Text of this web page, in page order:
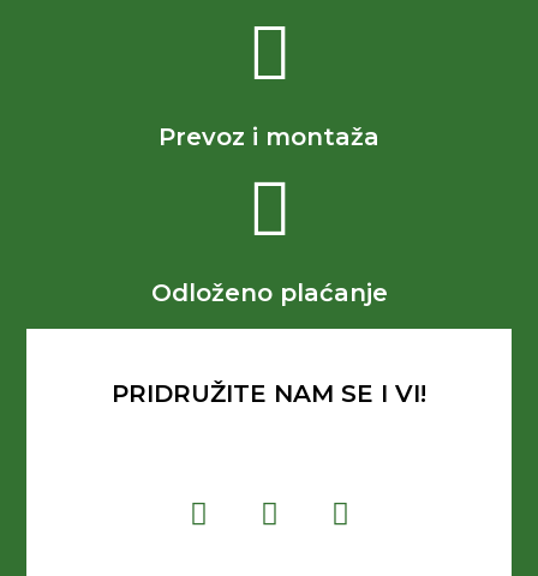
Prevoz i montaža
Odloženo plaćanje
PRIDRUŽITE NAM SE I VI!